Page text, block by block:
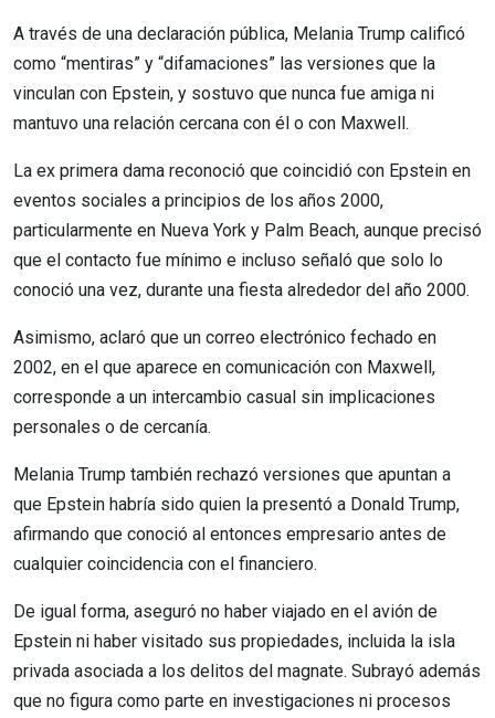
A través de una declaración pública, Melania Trump calificó
como “mentiras” y “difamaciones” las versiones que la
vinculan con Epstein, y sostuvo que nunca fue amiga ni
mantuvo una relación cercana con él o con Maxwell.
La ex primera dama reconoció que coincidió con Epstein en
eventos sociales a principios de los años 2000,
particularmente en Nueva York y Palm Beach, aunque precisó
que el contacto fue mínimo e incluso señaló que solo lo
conoció una vez, durante una fiesta alrededor del año 2000.
Asimismo, aclaró que un correo electrónico fechado en
2002, en el que aparece en comunicación con Maxwell,
corresponde a un intercambio casual sin implicaciones
personales o de cercanía.
Melania Trump también rechazó versiones que apuntan a
que Epstein habría sido quien la presentó a Donald Trump,
afirmando que conoció al entonces empresario antes de
cualquier coincidencia con el financiero.
De igual forma, aseguró no haber viajado en el avión de
Epstein ni haber visitado sus propiedades, incluida la isla
privada asociada a los delitos del magnate. Subrayó además
que no figura como parte en investigaciones ni procesos